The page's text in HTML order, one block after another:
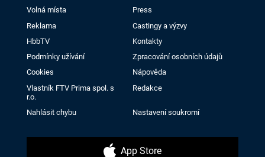
Volná místa
Press
Reklama
Castingy a výzvy
HbbTV
Kontakty
Podmínky užívání
Zpracování osobních údajů
Cookies
Nápověda
Vlastník FTV Prima spol. s
r.o.
Redakce
Nahlásit chybu Nastavení soukromí
App Store